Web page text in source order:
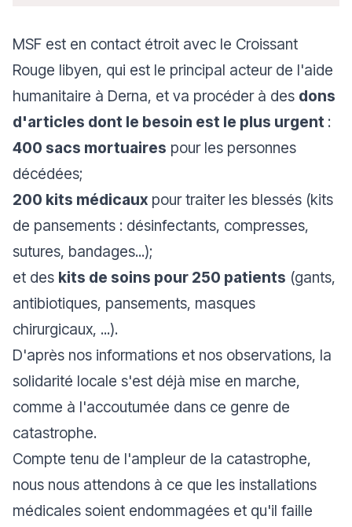
MSF est en contact étroit avec le Croissant
Rouge libyen, qui est le principal acteur de l'aide
humanitaire à Derna, et va procéder à des dons
d'articles dont le besoin est le plus urgent :
400 sacs mortuaires pour les personnes
décédées;
200 kits médicaux pour traiter les blessés (kits
de pansements : désinfectants, compresses,
sutures, bandages...);
et des kits de soins pour 250 patients (gants,
antibiotiques, pansements, masques
chirurgicaux, ...).
D'après nos informations et nos observations, la
solidarité locale s'est déjà mise en marche,
comme à l'accoutumée dans ce genre de
catastrophe.
Compte tenu de l'ampleur de la catastrophe,
nous nous attendons à ce que les installations
médicales soient endommagées et qu'il faille